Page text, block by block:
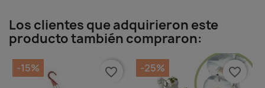
Los clientes que adquirieron este
producto también compraron:
-15% favorite_border -25% favorite_border